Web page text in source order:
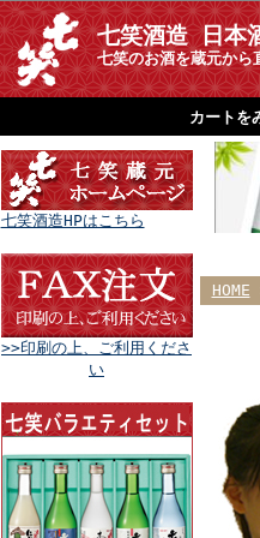
七笑酒造 日本
七笑のお酒を蔵元から
カートを
七笑酒造HPはこちら
>>印刷の上、ご利用くださ
い
HOME